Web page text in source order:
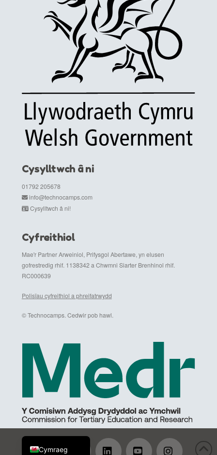
Cysylltwch â ni
01792 205678
info@technocamps.com
Cysylltwch â ni!
Cyfreithiol
Mae'r Partner Arweiniol, Prifysgol Abertawe, yn elusen
gofrestredig rhif. 1138342 a Chwmni Siarter Brenhinol rhif.
RC000639
Polisïau cyfreithiol a phreifatrwydd
© Technocamps. Cedwir pob hawl.
Cymraeg